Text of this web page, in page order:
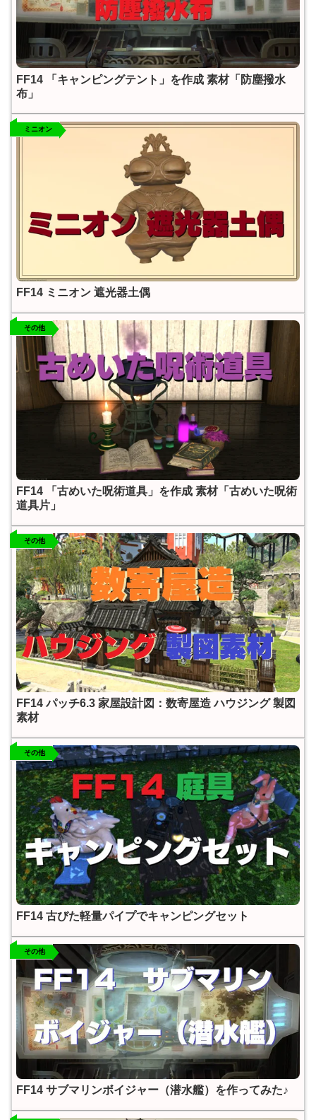
FF14 「キャンピングテント」を作成 素材「防塵撥水
布」
ミニオン
FF14 ミニオン 遮光器土偶
その他
FF14 「古めいた呪術道具」を作成 素材「古めいた呪術
道具片」
その他
FF14 パッチ6.3 家屋設計図：数寄屋造 ハウジング 製図
素材
その他
FF14 古びた軽量パイプでキャンピングセット
その他
FF14 サブマリンボイジャー（潜水艦）を作ってみた♪